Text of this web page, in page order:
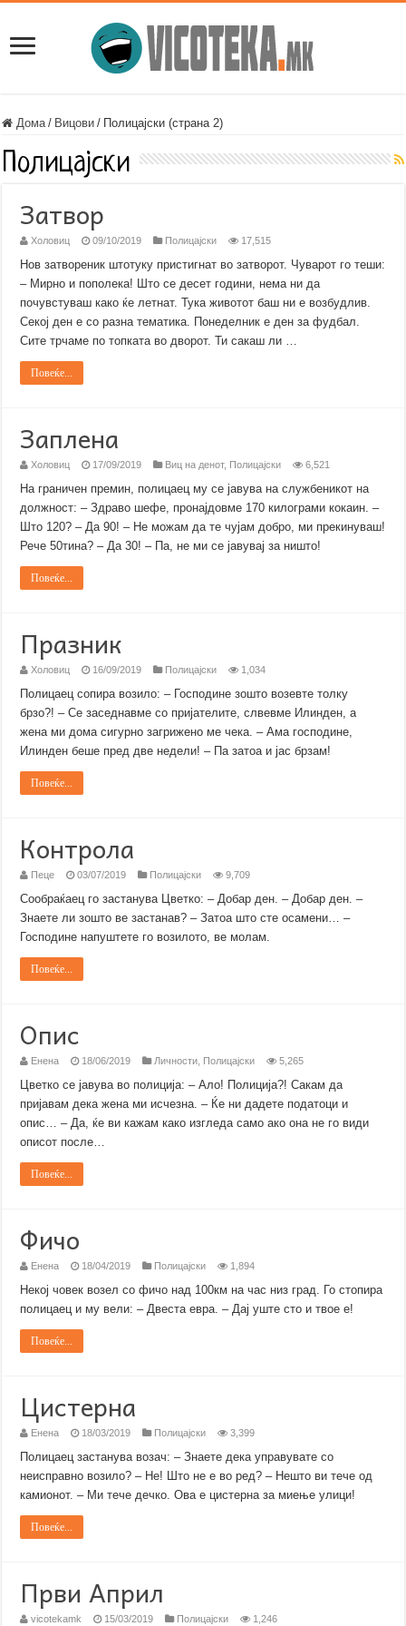
Дома / Вицови / Полицајски (страна 2)
Полицајски
Затвор
Холовиц 09/10/2019 Полицајски 17,515
Нов затвореник штотуку пристигнат во затворот. Чуварот го теши:
– Мирно и пополека! Што се десет години, нема ни да
почувстуваш како ќе летнат. Тука животот баш ни е возбудлив.
Секој ден е со разна тематика. Понеделник е ден за фудбал.
Сите трчаме по топката во дворот. Ти сакаш ли …
Повеќе...
Заплена
Холовиц 17/09/2019 Виц на денот, Полицајски 6,521
На граничен премин, полицаец му се јавува на службеникот на
должност: – Здраво шефе, пронајдовме 170 килограми кокаин. –
Што 120? – Да 90! – Не можам да те чујам добро, ми прекинуваш!
Рече 50тина? – Да 30! – Па, не ми се јавувај за ништо!
Повеќе...
Празник
Холовиц 16/09/2019 Полицајски 1,034
Полицаец сопира возило: – Господине зошто возевте толку
брзо?! – Се заседнавме со пријателите, слвевме Илинден, а
жена ми дома сигурно загрижено ме чека. – Ама господине,
Илинден беше пред две недели! – Па затоа и јас брзам!
Повеќе...
Контрола
Пеце 03/07/2019 Полицајски 9,709
Сообраќаец го застанува Цветко: – Добар ден. – Добар ден. –
Знаете ли зошто ве застанав? – Затоа што сте осамени… –
Господине напуштете го возилото, ве молам.
Повеќе...
Опис
Енена 18/06/2019 Личности Полицајски 5,265
Цветко се јавува во полиција: – Ало! Полиција?! Сакам да
пријавам дека жена ми исчезна. – Ќе ни дадете податоци и
опис… – Да, ќе ви кажам како изгледа само ако она не го види
описот после…
Повеќе...
Фичо
Енена 18/04/2019 Полицајски 1,894
Некој човек возел со фичо над 100км на час низ град. Го стопира
полицаец и му вели: – Двеста евра. – Дај уште сто и твое е!
Повеќе...
Цистерна
Енена 18/03/2019 Полицајски 3,399
Полицаец застанува возач: – Знаете дека управувате со
неисправно возило? – Не! Што не е во ред? – Нешто ви тече од
камионот. – Ми тече дечко. Ова е цистерна за миење улици!
Повеќе...
Први Април
vicotekamk 15/03/2019 Полицајски 1,246